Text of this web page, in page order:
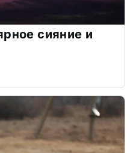
сияние и